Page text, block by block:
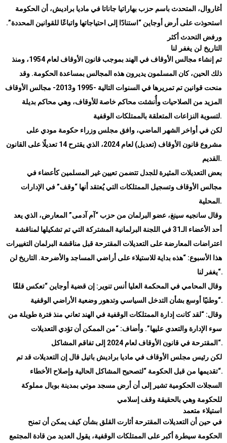
أغاروال، المتحدث باسم حزب بهاراتيا جاناتا في ماديا براديش، أن الحكومة
استحوذت على أرض أوجاين “استنادًا إلى احتياجاتها واتباعًا للقوانين المحددة”.
ورفض التحدث أكثر
التاريخ لن يغفر لنا
تم إنشاء مجالس الأوقاف في الهند بموجب قانون الأوقاف لعام 1954، ومنذ
ذلك الحين، كان المسلمون يديرون هذه المجالس بمساعدة الحكومة. وقد
منحت قوانين تم تمريرها في السنوات التالية -1995 و2013- مجالس الأوقاف
المزيد من الصلاحيات وأُنشئت محاكم خاصة للأوقاف، وهي محاكم بديلة
لتسوية النزاعات المتعلقة بالممتلكات الوقفية.
لكن في أواخر الشهر الماضي، وافق مجلس وزراء حكومة مودي على
مشروع قانون الأوقاف (تعديل) لعام 2024، الذي يقترح 14 تعديلًا على القانون
القديم .
بعض التعديلات المثيرة للجدل تتضمن تعيين غير المسلمين كأعضاء في
مجالس الأوقاف وتسجيل الممتلكات التي يُعتقد أنها “وقف” في الإدارات
المحلية .
وقال سانجيه سينغ، عضو البرلمان من حزب “آم آدمى” المعارض، الذي يعد
أحد الأعضاء الـ31 في اللجنة البرلمانية المشتركة التي تم تشكيلها لمناقشة
اعتراضات المعارضة على التعديلات المقترحة قبل مناقشة البرلمان التغييرات
هذا الأسبوع: “هذه بداية للاستيلاء على أراضي المساجد والأضرحة. التاريخ لن
يغفر لنا“.
وقال المحامي في المحكمة العليا أنس تنوير: إن قضية أوجاين “تعكس قلقًا
وطنيًا أوسع بشأن التدخل السياسي وتدهور وضعية الأراضي الوقفية“.
وقال: “لقد كانت إدارة الممتلكات الوقفية في الهند تعاني منذ فترة طويلة من
سوء الإدارة والتعدي عليها”. وأضاف: “من الممكن أن تؤدي التعديلات
المقترحة في قانون الأوقاف لعام 2024 إلى تفاقم المشاكل “.
لكن رئيس مجلس الأوقاف في ماديا براديش باتيل قال إن التعديلات قد تم
تقديمها من قبل الحكومة “لتصحيح المشاكل الحالية وإصلاح الأخطاء“.
السجلات الحكومية تشير إلى أن أرض مسجد موتي بمدينة بوبال مملوكة
للحكومة وهي بالحقيقة وقف إسلامي
استيلاء متعمد
في حين أن التعديلات المقترحة أثارت القلق بشأن كيف يمكن أن تمنح
الحكومة سيطرة أكبر على الممتلكات الوقفية، يقول العديد من قادة المجتمع